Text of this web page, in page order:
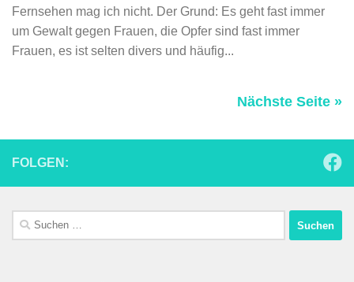
Fernsehen mag ich nicht. Der Grund: Es geht fast immer
um Gewalt gegen Frauen, die Opfer sind fast immer
Frauen, es ist selten divers und häufig...
Nächste Seite »
FOLGEN:
Suchen
nach: